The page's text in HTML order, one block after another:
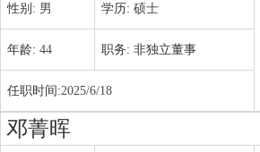
性别: 男 学历: 硕士
年龄: 44 职务: 非独立董事
任职时间:2025/6/18
邓菁晖